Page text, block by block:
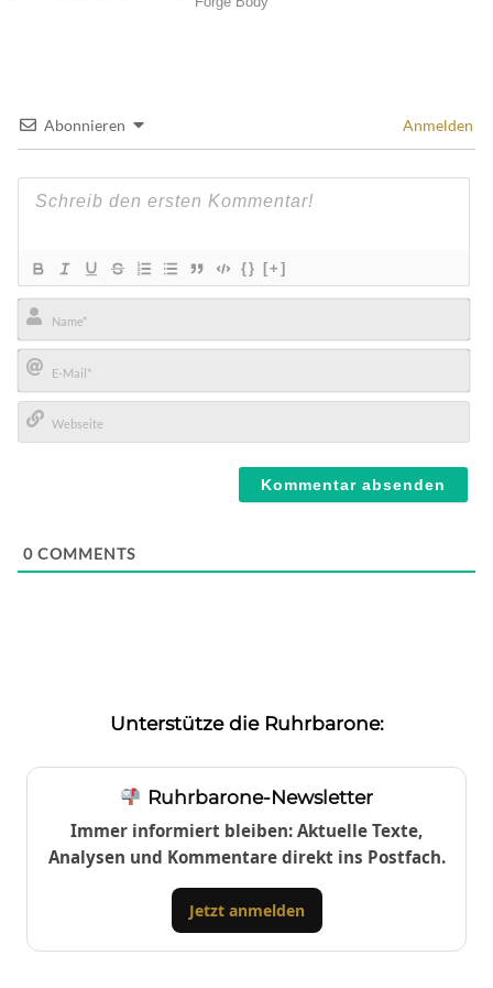
Abonnieren Anmelden
{} [+]
Name*
E-
Mail*
0 COMMENTS
Unterstütze die Ruhrbarone:
Ruhrbarone-Newsletter
Immer informiert bleiben: Aktuelle Texte,
Analysen und Kommentare direkt ins Postfach.
Jetzt anmelden